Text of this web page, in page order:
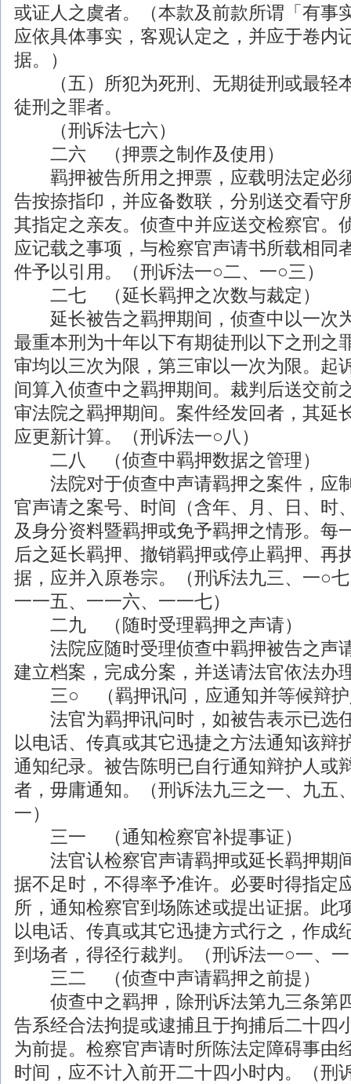
或证人之虞者。（本款及前款所谓「有事
应依具体事实，客观认定之，并应于卷内
据。）
（五）所犯为死刑、无期徒刑或最轻
徒刑之罪者。
（刑诉法七六）
二六 （押票之制作及使用）
羁押被告所用之押票，应载明法定必
告按捺指印，并应备数联，分别送交看守
其指定之亲友。侦查中并应送交检察官。
应记载之事项，与检察官声请书所载相同
件予以引用。（刑诉法一○二、一○三）
二七 （延长羁押之次数与裁定）
延长被告之羁押期间，侦查中以一次
最重本刑为十年以下有期徒刑以下之刑之
审均以三次为限，第三审以一次为限。起
间算入侦查中之羁押期间。裁判后送交前
审法院之羁押期间。案件经发回者，其延
应更新计算。（刑诉法一○八）
二八 （侦查中羁押数据之管理）
法院对于侦查中声请羁押之案件，应
官声请之案号、时间（含年、月、日、时
及身分资料暨羁押或免予羁押之情形。每
后之延长羁押、撤销羁押或停止羁押、再
据，应并入原卷宗。（刑诉法九三、一○
一一五、一一六、一一七）
二九 （随时受理羁押之声请）
法院应随时受理侦查中羁押被告之声
建立档案，完成分案，并送请法官依法办
三○ （羁押讯问，应通知并等候辩护
法官为羁押讯问时，如被告表示已选
以电话、传真或其它迅捷之方法通知该辩
通知纪录。被告陈明已自行通知辩护人或
者，毋庸通知。（刑诉法九三之一、九五
一）
三一 （通知检察官补提事证）
法官认检察官声请羁押或延长羁押期
据不足时，不得率予准许。必要时得指定
所，通知检察官到场陈述或提出证据。此
以电话、传真或其它迅捷方式行之，作成
到场者，得径行裁判。（刑诉法一○一、
三二 （侦查中声请羁押之前提）
侦查中之羁押，除刑诉法第九三条第
告系经合法拘提或逮捕且于拘捕后二十四
为前提。检察官声请时所陈法定障碍事由
时间，应不计入前开二十四小时内。（刑